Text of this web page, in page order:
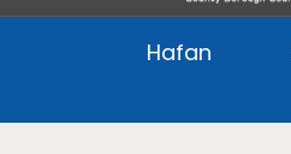
Hafan